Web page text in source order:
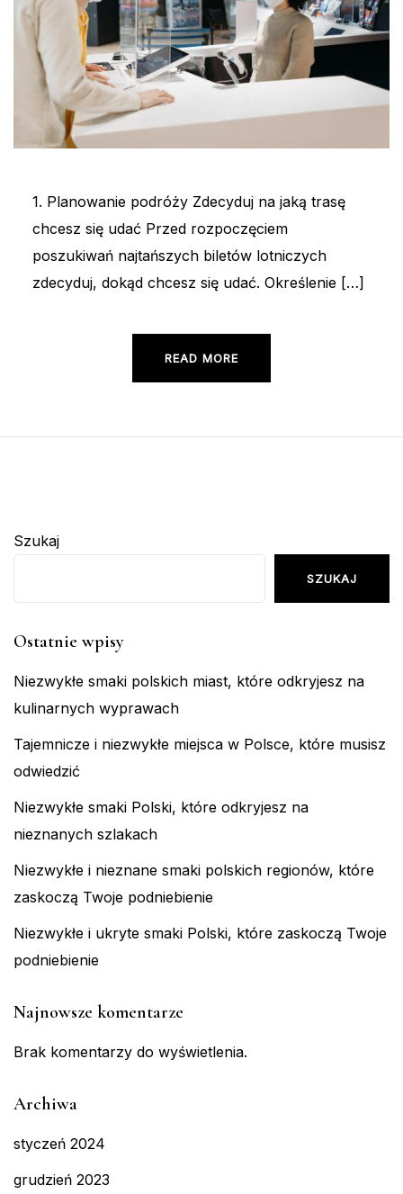
1. Planowanie podróży Zdecyduj na jaką trasę
chcesz się udać Przed rozpoczęciem
poszukiwań najtańszych biletów lotniczych
zdecyduj, dokąd chcesz się udać. Określenie […]
READ MORE
Szukaj
SZUKAJ
Ostatnie wpisy
Niezwykłe smaki polskich miast, które odkryjesz na
kulinarnych wyprawach
Tajemnicze i niezwykłe miejsca w Polsce, które musisz
odwiedzić
Niezwykłe smaki Polski, które odkryjesz na
nieznanych szlakach
Niezwykłe i nieznane smaki polskich regionów, które
zaskoczą Twoje podniebienie
Niezwykłe i ukryte smaki Polski, które zaskoczą Twoje
podniebienie
Najnowsze komentarze
Brak komentarzy do wyświetlenia.
Archiwa
styczeń 2024
grudzień 2023